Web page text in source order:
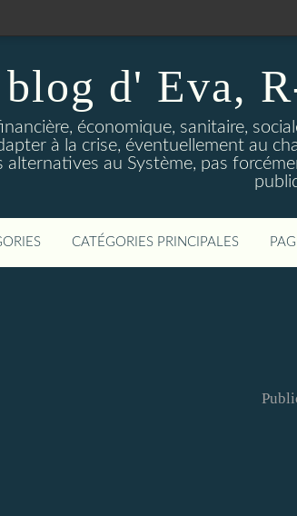
d' Eva,
économique, sanitaire,
à la crise, éventuellement au
alternatives au Système, pas
CATÉGORIES PRINCIPALES